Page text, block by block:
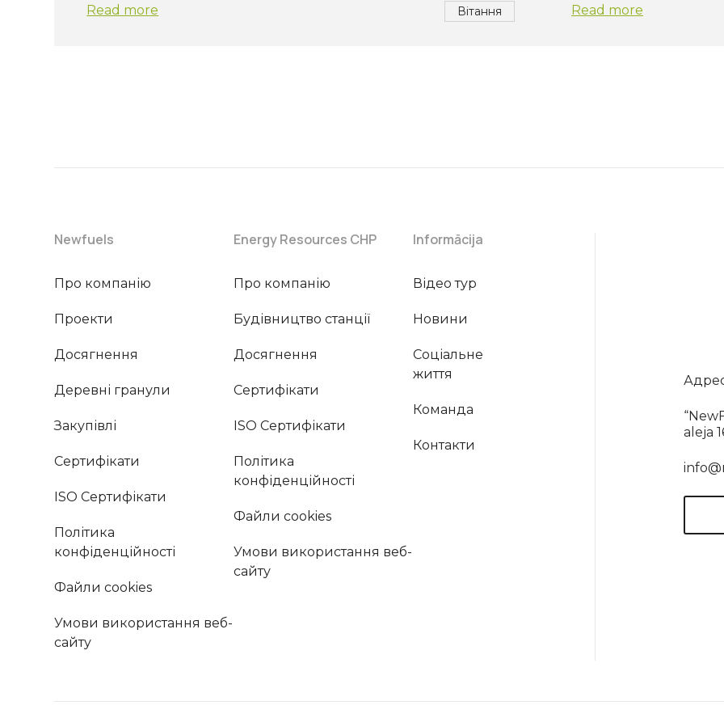
Read more Вітання Read more
Newfuels
Про компанію
Проекти
Досягнення
Деревні гранули
Закупівлі
Сертифікати
ISO Сертифікати
Політика
конфіденційності
Файли cookies
Умови використання веб-
сайту
Energy Resources CHP
Про компанію
Будівництво станції
Досягнення
Сертифікати
ISO Сертифікати
Політика
конфіденційності
Файли cookies
Умови використання веб-
сайту
Informācija
Відео тур
Новини
Соціальне
життя
Команда
Контакти
aleja